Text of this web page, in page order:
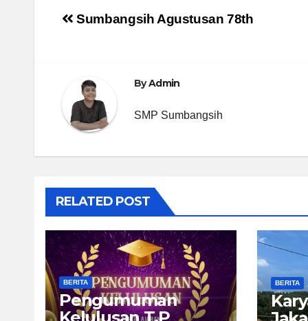
Post
Sumbangsih Agustusan 78th
ByAdmin
SMP Sumbangsih
RELATED POST
BERITA
Pengumuman
BERITA